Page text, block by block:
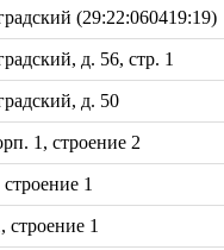
(29:22:060419:19)
д. 56, стр. 1
д. 50
1, строение 2
1
строение 1